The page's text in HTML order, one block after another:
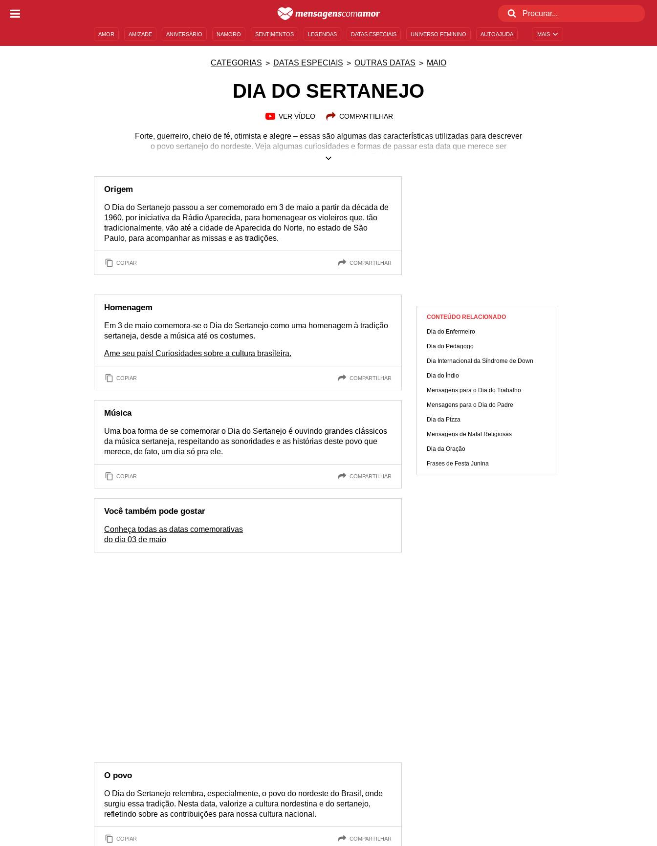
MAIS
AMOR AMIZADE ANIVERSÁRIO NAMORO SENTIMENTOS LEGENDAS DATAS ESPECIAIS UNIVERSO FEMININO AUTOAJUDA
CATEGORIAS DATAS ESPECIAIS OUTRAS DATAS MAIO
DIA DO SERTANEJO
VER VÍDEO COMPARTILHAR
Forte, guerreiro, cheio de fé, otimista e alegre – essas são algumas das características utilizadas para descrever
o povo sertanejo do nordeste. Veja algumas curiosidades e formas de passar esta data que merece ser
amplamente comemorada no País!
Origem
O Dia do Sertanejo passou a ser comemorado em 3 de maio a partir da década de
1960, por iniciativa da Rádio Aparecida, para homenagear os violeiros que, tão
tradicionalmente, vão até a cidade de Aparecida do Norte, no estado de São
Paulo, para acompanhar as missas e as tradições.
COPIAR COMPARTILHAR
Homenagem
Em 3 de maio comemora-se o Dia do Sertanejo como uma homenagem à tradição
sertaneja, desde a música até os costumes.
Ame seu país! Curiosidades sobre a cultura brasileira.
COPIAR COMPARTILHAR
Música
Uma boa forma de se comemorar o Dia do Sertanejo é ouvindo grandes clássicos
da música sertaneja, respeitando as sonoridades e as histórias deste povo que
merece, de fato, um dia só pra ele.
COPIAR COMPARTILHAR
Você também pode gostar
Conheça todas as datas comemorativas
do dia 03 de maio
O povo
O Dia do Sertanejo relembra, especialmente, o povo do nordeste do Brasil, onde
surgiu essa tradição. Nesta data, valorize a cultura nordestina e do sertanejo,
refletindo sobre as contribuições para nossa cultura nacional.
COPIAR COMPARTILHAR
CONTEÚDO RELACIONADO
Dia do Enfermeiro
Dia do Pedagogo
Dia Internacional da Síndrome de Down
Dia do Índio
Mensagens para o Dia do Trabalho
Mensagens para o Dia do Padre
Dia da Pizza
Mensagens de Natal Religiosas
Dia da Oração
Frases de Festa Junina